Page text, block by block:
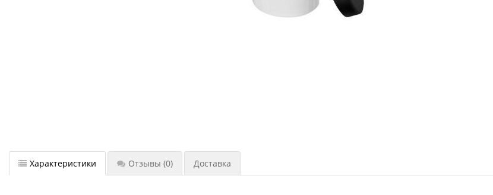
Характеристики Отзывы (0) Доставка